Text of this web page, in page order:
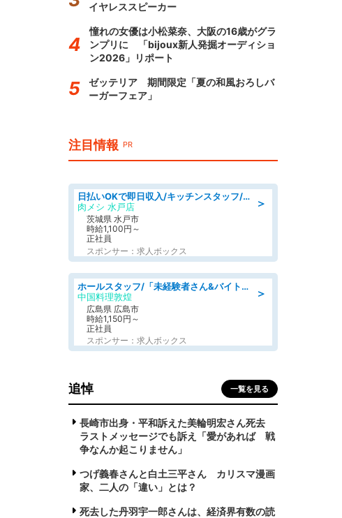
イヤレススピーカー
憧れの女優は小松菜奈、大阪の16歳がグラ
ンプリに 「bijoux新人発掘オーディショ
ン2026」リポート
ゼッテリア 期間限定「夏の和風おろしバ
ーガーフェア」
注目情報 PR
＞
日払いOKで即日収入/キッチンスタッフ/「原付免許必須」デリバリー業務など、自己成長可能な幅広い仕事に挑戦!髪型自由&ピアス・ネイルOK/茨城県/水戸市
肉メシ 水戸店
茨城県 水戸市
時給1,100円～
正社員
スポンサー：求人ボックス
＞
ホールスタッフ/「未経験者さん&バイトデビューも大歓迎」残業ほぼなし×1日3時間〜勤務OK!フォロー体制も充実/広島県/広島市南区
中国料理敦煌
広島県 広島市
時給1,150円～
正社員
スポンサー：求人ボックス
追悼 一覧を見る
長崎市出身・平和訴えた美輪明宏さん死去
ラストメッセージでも訴え「愛があれば 戦
争なんか起こりません」
つげ義春さんと白土三平さん カリスマ漫画
家、二人の「違い」とは？
死去した丹羽宇一郎さんは、経済界有数の読